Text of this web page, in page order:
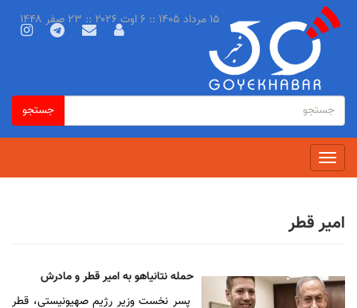
فرم
جستجو
جستجو
جستجو
Toggle
navigation
۱۵ مرداد ۱۴۰۵ :: ۶ اوت ۲۰۲۶ :: ۲۳ صفر ۱۴۴۸
امیر قطر
حمله نتانیاهو به امیر قطر و مادرش
پسر نخست وزیر رژیم صهیونیستی، قطر